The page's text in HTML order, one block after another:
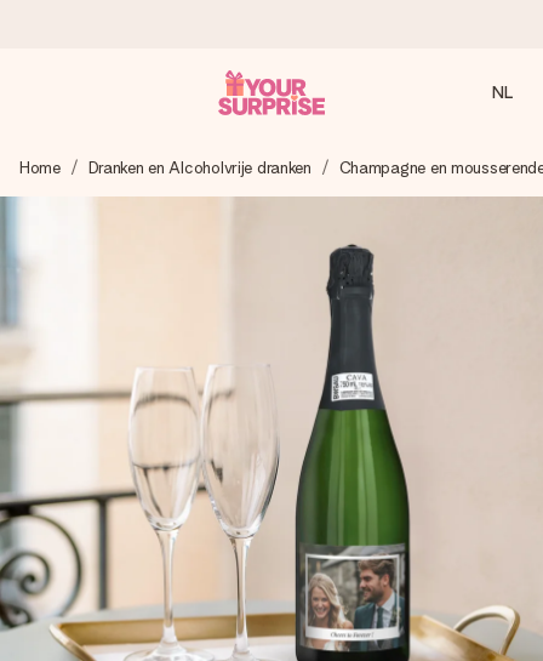
We maken jouw cadeau met zorg en zorgen dat het
razendsnel onderweg is - zodat jij kunt geven op precies
4,8 (gebaseerd op +8.000 reviews)
Onze cadeaus worden gewaardeerd. Klanten beoordelen
ons met een 4,7 op Google Reviews
Gratis wenskaartje
Je maakt in een paar stappen iets unieks – met haar naam,
jullie foto of een boodschap die raakt. Zonder gedoe, maar
met alle aandacht voor het moment.
NL
Home Dranken en Alcoholvrije dranken Champagne en